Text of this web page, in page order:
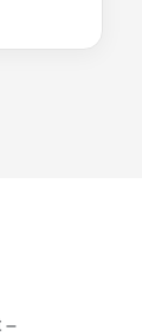
–